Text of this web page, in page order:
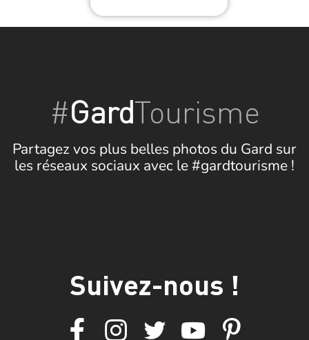
#GardTourisme
Partagez vos plus belles photos du Gard sur
les réseaux sociaux avec le #gardtourisme !
Suivez-nous !